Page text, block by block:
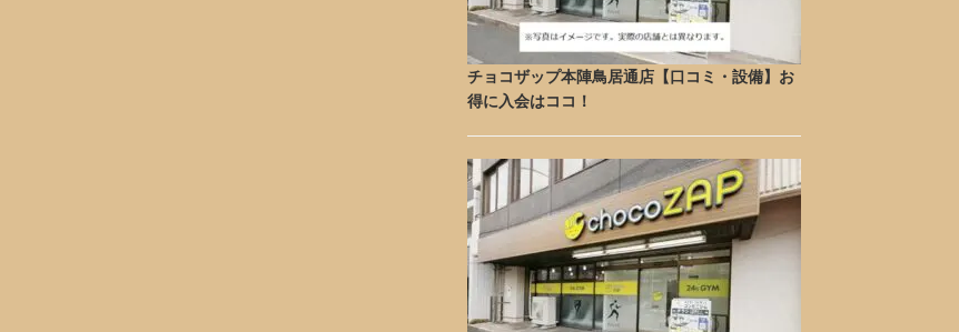
チョコザップ本陣鳥居通店【口コミ・設備】お
得に入会はココ！